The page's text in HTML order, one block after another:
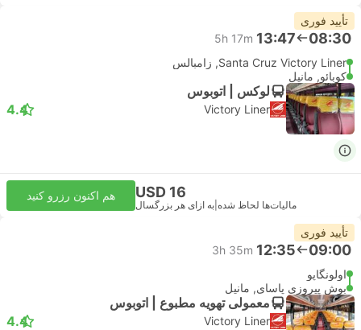
تأیید فوری
08:30
13:47
5h 17m
Santa Cruz Victory Liner, زامبالس
کوبائو, مانیل
لوکس | اتوبوس
Victory Liner
4.4
USD 16
مالیات‌ها لحاظ شده به ازای هر بزرگسال
هم اکنون رزرو کنید
تأیید فوری
09:00
12:35
3h 35m
اولونگاپو
بوش پیروزی پاسای, مانیل
معمولی تهویه مطبوع | اتوبوس
Victory Liner
4.4